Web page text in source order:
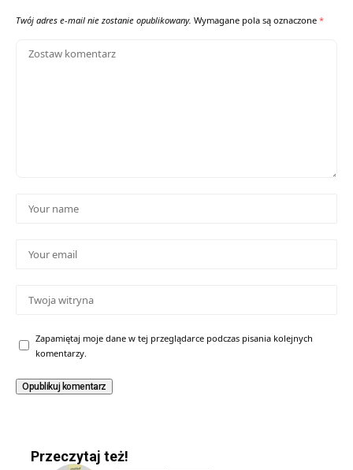
Twój adres e-mail nie zostanie opublikowany. Wymagane pola są oznaczone *
Zapamiętaj moje dane w tej przeglądarce podczas pisania kolejnych
komentarzy.
Przeczytaj też!